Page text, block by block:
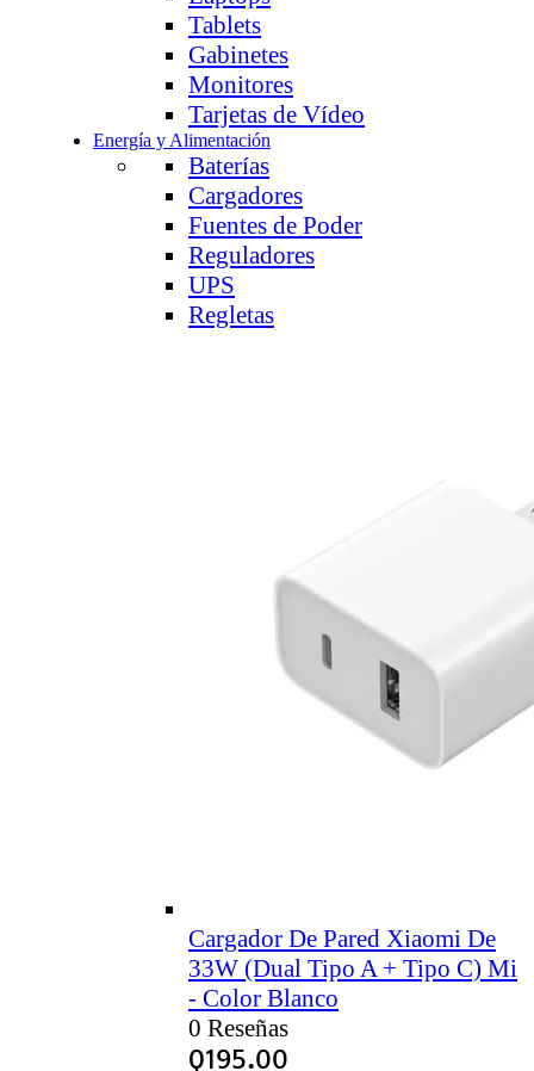
Tablets
Gabinetes
Monitores
Tarjetas de Vídeo
Energía y Alimentación
Baterías
Cargadores
Fuentes de Poder
Reguladores
UPS
Regletas
Cargador De Pared Xiaomi De
33W (Dual Tipo A + Tipo C) Mi
- Color Blanco
0 Reseñas
Q195.00